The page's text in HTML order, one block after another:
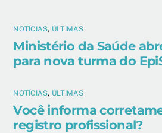
NOTÍCIAS, ÚLTIMAS
Ministério da Saúde
para nova turma do
NOTÍCIAS, ÚLTIMAS
Você informa
registro profissional?